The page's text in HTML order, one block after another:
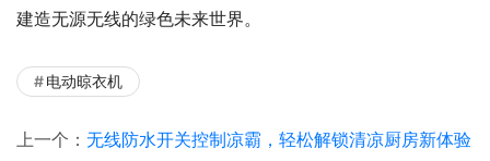
建造无源无线的绿色未来世界。
电动晾衣机
上一个： 无线防水开关控制凉霸，轻松解锁清凉厨房新体验